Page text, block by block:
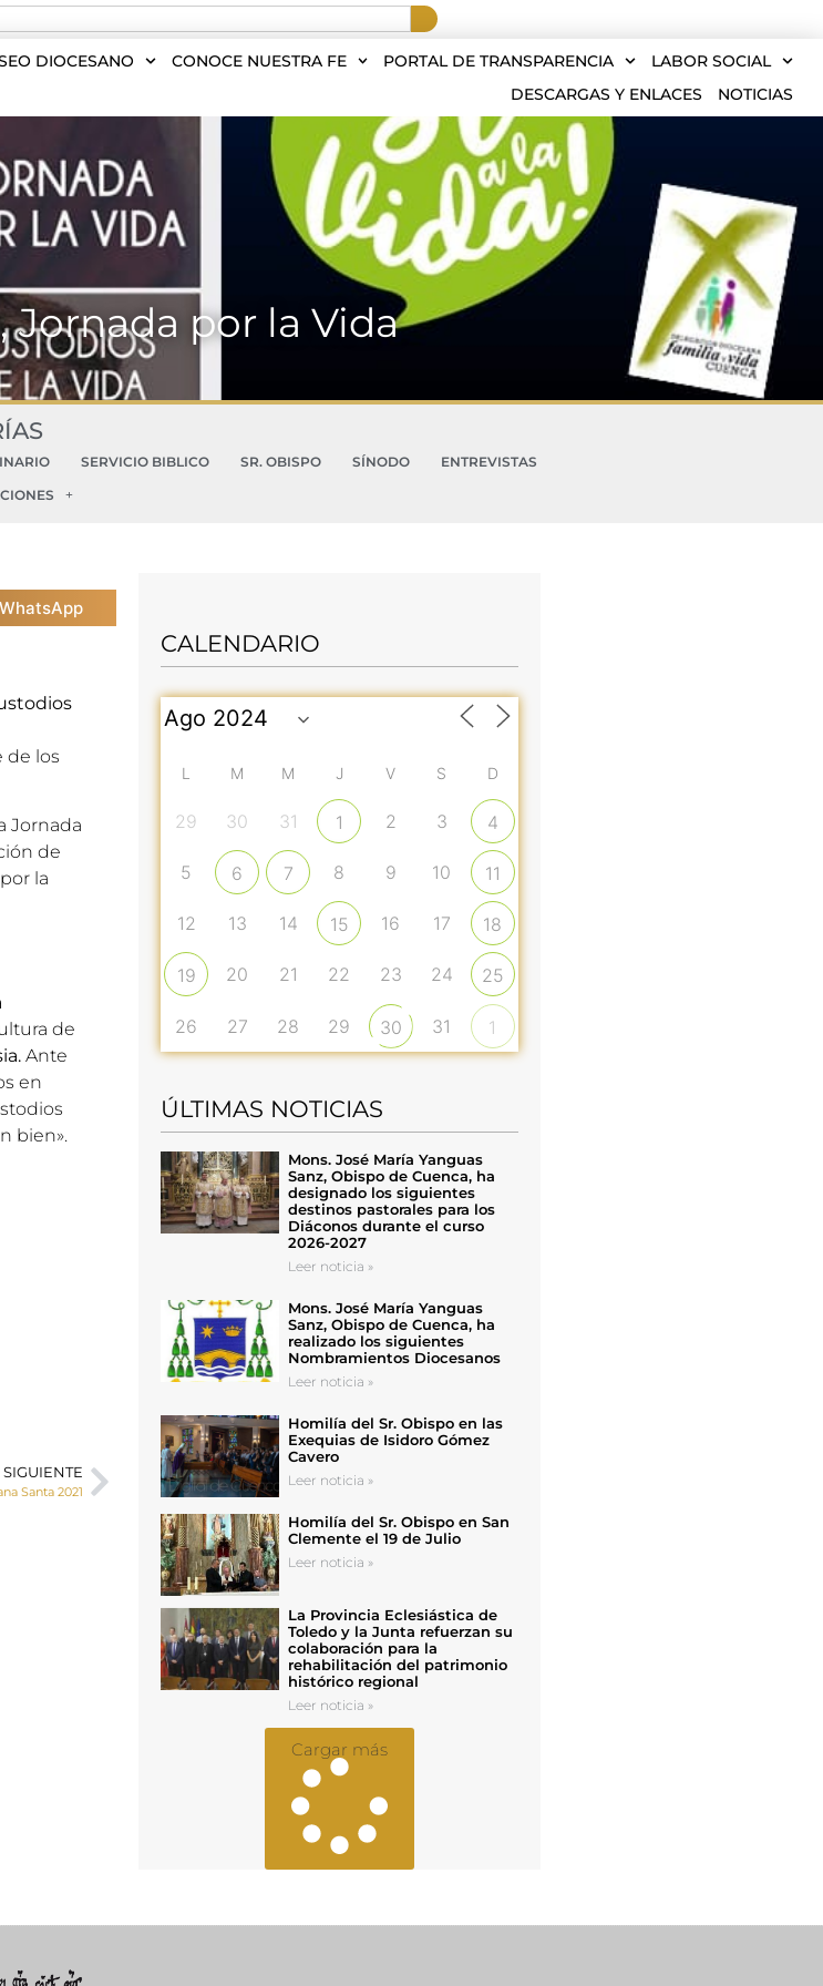
DIOCESANO CONOCE NUESTRA FE PORTAL DE TRANSPARENCIA
LABOR SOCIAL
DESCARGAS Y ENLACES
NOTICIAS
Jornada por la Vida
SERVICIO BIBLICO SR. OBISPO SÍNODO
ENTREVISTAS
WhatsApp
de los
Jornada
de
la
de
Ante
en
bien».
SIGUIENTE
Santa 2021
CALENDARIO
L M M J V S D
29 30 31 1 2 3 4
5 6 7 8 9 10 11
12 13 14 15 16 17 18
19 20 21 22 23 24 25
26 27 28 29 30 31 1
ÚLTIMAS NOTICIAS
Mons. José María Yanguas
Sanz, Obispo de Cuenca, ha
designado los siguientes
destinos pastorales para los
Diáconos durante el curso
2026-2027
Leer noticia »
Mons. José María Yanguas
Sanz, Obispo de Cuenca, ha
realizado los siguientes
Nombramientos Diocesanos
Leer noticia »
Homilía del Sr. Obispo en las
Exequias de Isidoro Gómez
Cavero
Leer noticia »
Homilía del Sr. Obispo en San
Clemente el 19 de Julio
Leer noticia »
La Provincia Eclesiástica de
Toledo y la Junta refuerzan su
colaboración para la
rehabilitación del patrimonio
histórico regional
Leer noticia »
Cargar más